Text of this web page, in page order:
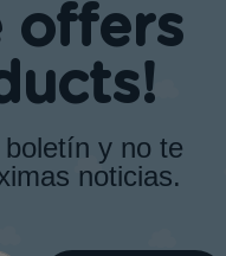
offers
y no te
noticias.